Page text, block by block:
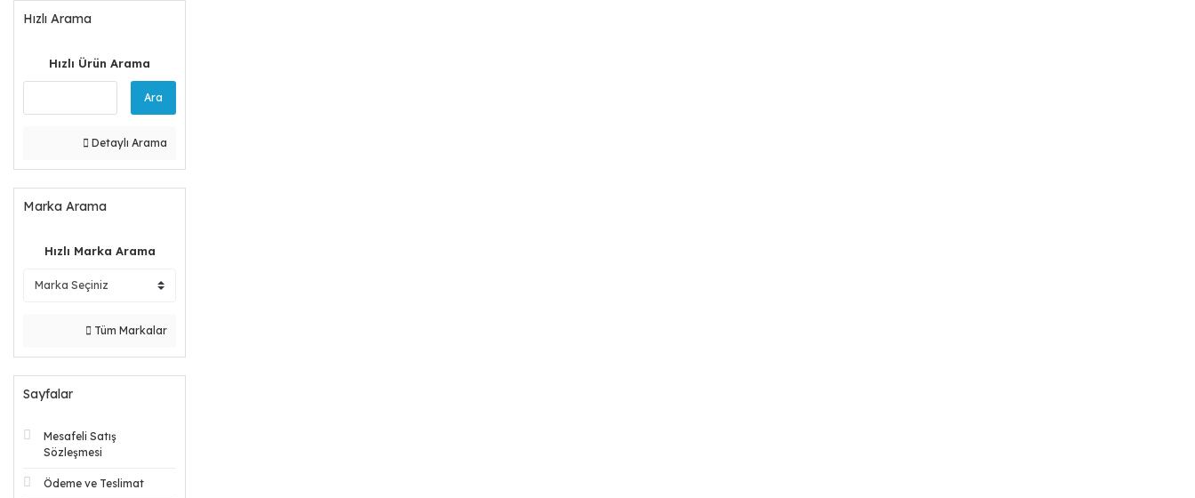
Hızlı Arama
Hızlı Ürün Arama
Ara
Detaylı Arama
Marka Arama
Hızlı Marka Arama
Tüm Markalar
Sayfalar
Mesafeli Satış
Sözleşmesi
Ödeme ve Teslimat